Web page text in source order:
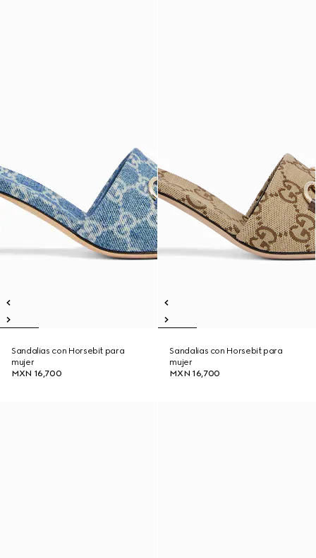
Sandalias con Horsebit para
mujer
MXN 16,700
Sandalias con Horsebit para
mujer
MXN 16,700